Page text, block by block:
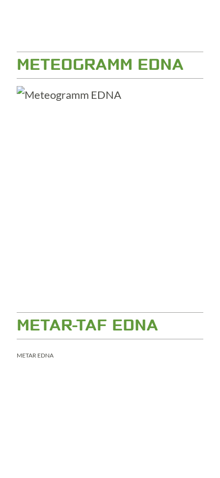
METEOGRAMM EDNA
METAR-TAF EDNA
METAR EDNA